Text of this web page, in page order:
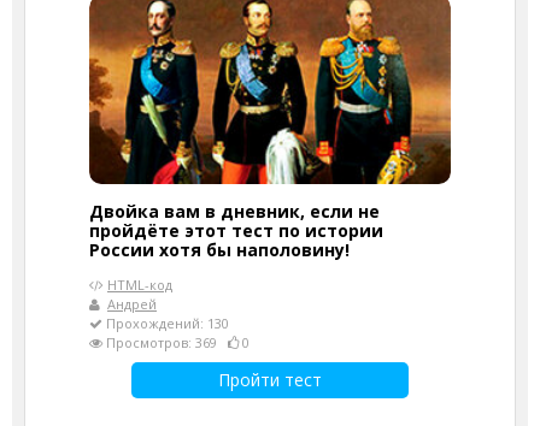
Двойка вам в дневник, если не
пройдёте этот тест по истории
России хотя бы наполовину!
HTML-код
Андрей
Прохождений: 130
Просмотров: 369
0
Пройти тест